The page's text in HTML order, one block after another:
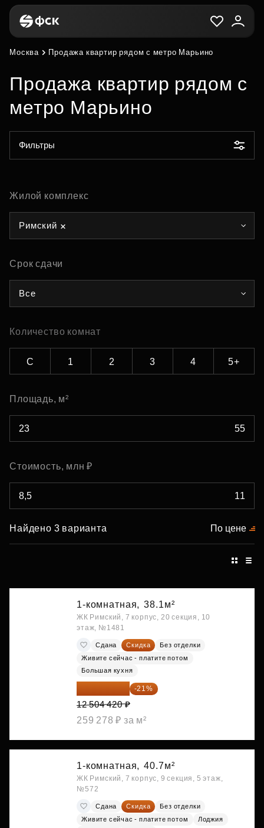
Москва Продажа квартир рядом с метро Марьино
Продажа квартир рядом с
метро Марьино
Фильтры
Жилой комплекс
Римский
Срок сдачи
Все
Количество комнат
С 1 2 3 4 5+
Площадь, м²
Стоимость, млн ₽
Найдено 3 варианта По цене
1-комнатная, 38.1м²
ЖК Римский, 7 корпус, 20 секция, 10
этаж, №1481
Сдана Скидка
Без отделки
Живите сейчас - платите потом
Большая кухня
-21%
12 504 420 ₽
259 278 ₽ за м²
1-комнатная, 40.7м²
ЖК Римский, 7 корпус, 9 секция, 5 этаж,
№572
Сдана Скидка
Без отделки
Живите сейчас - платите потом
Лоджия